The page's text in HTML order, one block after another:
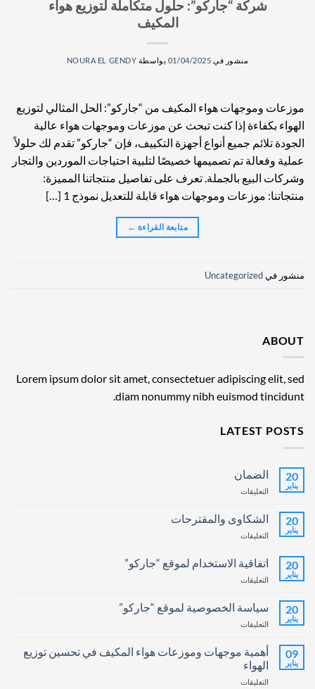
شركة “جاركو”: حلول متكاملة لتوزيع هواء
المكيف
منشور في 01/04/2025 بواسطة NOURA EL GENDY
موزعات وموجهات هواء المكيف من “جاركو”: الحل المثالي لتوزيع
الهواء بكفاءة إذا كنت تبحث عن موزعات وموجهات هواء عالية
الجودة تلائم جميع أنواع أجهزة التكييف، فإن “جاركو” تقدم لك حلولاً
عملية وفعالة تم تصميمها خصيصًا لتلبية احتياجات الموردين والتجار
وشركات البيع بالجملة. تعرف على تفاصيل منتجاتنا المميزة:
منتجاتنا: موزعات وموجهات هواء قابلة للتعديل نموذج 1 […]
متابعة القراءة ←
منشور فيUncategorized
ABOUT
Lorem ipsum dolor sit amet, consectetuer adipiscing elit, sed
diam nonummy nibh euismod tincidunt.
LATEST POSTS
20
يناير
الضمان
التعليقاتعلى
20
يناير
الشكاوى والمقترحات
التعليقاتعلى
والمقترحات
مغلقة
20
يناير
اتفاقية الاستخدام لموقع “جاركو”
التعليقاتعلى
الاستخدام
لموقع
“جاركو”
20
يناير
سياسة الخصوصية لموقع “جاركو”
التعليقاتعلى
الخصوصية
لموقع
مغلقة
09
يناير
أهمية موجهات وموزعات هواء المكيف في تحسين توزيع
الهواء
التعليقاتعلى